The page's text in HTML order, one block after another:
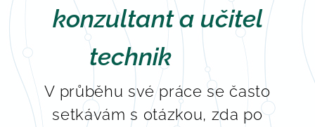
konzultant a učitel
technik 🌿
V průběhu své práce se často
setkávám s otázkou, zda po